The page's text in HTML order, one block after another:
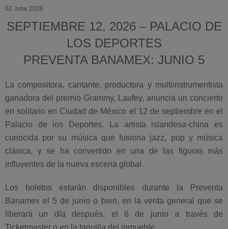
02 June 2026
SEPTIEMBRE 12, 2026 – PALACIO DE
LOS DEPORTES
PREVENTA BANAMEX: JUNIO 5
La compositora, cantante, productora y multiinstrumentista
ganadora del premio Grammy, Laufey, anuncia un concierto
en solitario en Ciudad de México el 12 de septiembre en el
Palacio de los Deportes. La artista islandesa-china es
conocida por su música que fusiona jazz, pop y música
clásica, y se ha convertido en una de las figuras más
influyentes de la nueva escena global.
Los boletos estarán disponibles durante la Preventa
Banamex el 5 de junio o bien, en la venta general que se
liberará un día después, el 6 de junio a través de
Ticketmaster o en la taquilla del inmueble.